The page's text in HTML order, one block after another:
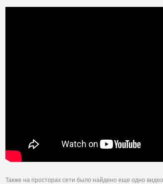
Также на просторах сети было найдено еще одно